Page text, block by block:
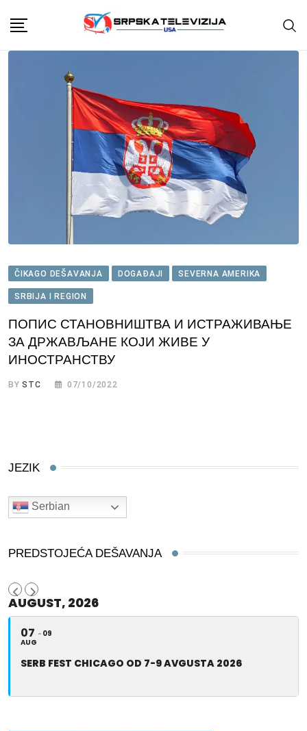
content
ČIKAGO DEŠAVANJA DOGAĐAJI SEVERNA AMERIKA
SRBIJA I REGION
ПОПИС СТАНОВНИШТВА И ИСТРАЖИВАЊЕ
ЗА ДРЖАВЉАНЕ КОЈИ ЖИВЕ У
ИНОСТРАНСТВУ
BYSTC 07/10/2022
JEZIK
Serbian
PREDSTOJEĆA DEŠAVANJA
AUGUST, 2026
07
AUG
09
SERB FEST CHICAGO OD 7-9 AVGUSTA 2026